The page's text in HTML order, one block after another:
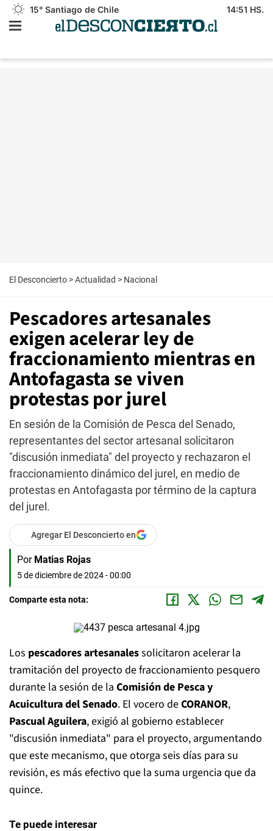
15° Santiago de Chile 14:51 HS.
El Desconcierto >Actualidad > Nacional
Pescadores artesanales
exigen acelerar ley de
fraccionamiento mientras en
Antofagasta se viven
protestas por jurel
En sesión de la Comisión de Pesca del Senado,
representantes del sector artesanal solicitaron
"discusión inmediata" del proyecto y rechazaron el
fraccionamiento dinámico del jurel, en medio de
protestas en Antofagasta por término de la captura
del jurel.
Agregar El Desconcierto en
Por Matias Rojas
5 de diciembre de 2024 - 00:00
Comparte esta nota:
Los pescadores artesanalessolicitaron acelerar la
tramitación del proyecto de fraccionamiento pesquero
durante la sesión de la Comisión de Pesca y
Acuicultura del Senado. El vocero deCORANOR,
Pascual Aguilera, exigió al gobierno establecer
"discusión inmediata" para el proyecto, argumentando
que este mecanismo, que otorga seis días para su
revisión, es más efectivo que la suma urgencia que da
quince.
Te puede interesar